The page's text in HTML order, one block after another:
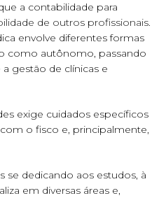
a contabilidade para
de outros profissionais.
envolve diferentes formas
como autônomo, passando
gestão de clínicas e
exige cuidados específicos
o fisco e, principalmente,
se dedicando aos estudos, à
em diversas áreas e,